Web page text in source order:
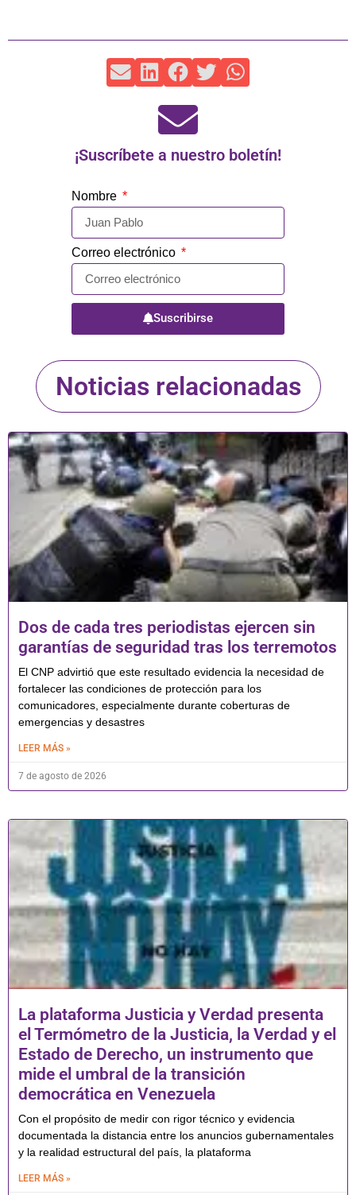
¡Suscríbete a nuestro boletín!
Nombre
Correo electrónico
Suscribirse
Noticias relacionadas
Dos de cada tres periodistas ejercen sin
garantías de seguridad tras los terremotos
El CNP advirtió que este resultado evidencia la necesidad de
fortalecer las condiciones de protección para los
comunicadores, especialmente durante coberturas de
emergencias y desastres
LEER MÁS »
7 de agosto de 2026
La plataforma Justicia y Verdad presenta
el Termómetro de la Justicia, la Verdad y el
Estado de Derecho, un instrumento que
mide el umbral de la transición
democrática en Venezuela
Con el propósito de medir con rigor técnico y evidencia
documentada la distancia entre los anuncios gubernamentales
y la realidad estructural del país, la plataforma
LEER MÁS »